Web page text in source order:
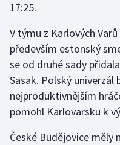
Motorsport
Olympijské hry
Parasport
Plavání
17:25.
V týmu z Karlových
především estonský
se od druhé sady
Sasak. Polský univerzál
nejproduktivnějším
pomohl Karlovarsku k
České Budějovice měly